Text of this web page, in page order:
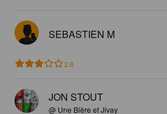
SEBASTIEN M
2.8
JON STOUT
@ Une Bière et Jivay